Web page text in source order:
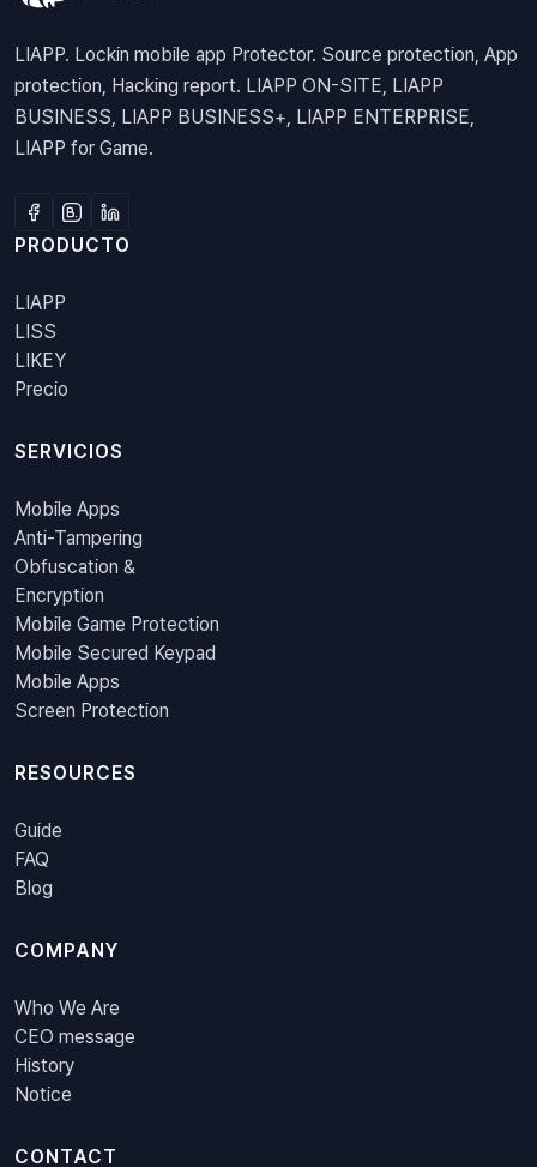
LIAPP. Lockin mobile app Protector. Source protection, App
protection, Hacking report. LIAPP ON-SITE, LIAPP
BUSINESS, LIAPP BUSINESS+, LIAPP ENTERPRISE,
LIAPP for Game.
PRODUCTO
LIAPP
LISS
LIKEY
Precio
SERVICIOS
Mobile Apps
Anti-Tampering
Obfuscation &
Encryption
Mobile Game Protection
Mobile Secured Keypad
Mobile Apps
Screen Protection
RESOURCES
Guide
FAQ
Blog
COMPANY
Who We Are
CEO message
History
Notice
CONTACT